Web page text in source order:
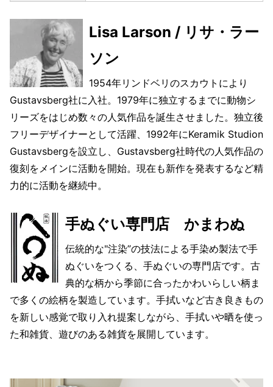
Lisa Larson / リサ・ラー
ソン
1954年リンドベリのスカウトにより
Gustavsberg社に入社。1979年に独立するまでに動物シ
リーズをはじめ数々の人気作品を誕生させました。独立後
フリーデザイナーとして活躍、1992年にKeramik Studion
Gustavsbergを設立し、Gustavsberg社時代の人気作品の
復刻をメインに活動を開始。現在も新作を発表するなど精
力的に活動を継続中。
手ぬぐい専門店 かまわぬ
伝統的な"注染”の技法による手染め製法で手
ぬぐいをつくる、手ぬぐいの専門店です。古
典的な柄から季節に合ったかわいらしい柄ま
で多くの絵柄を製造しています。手拭いなど古き良きもの
を新しい感覚で取り入れ提案しながら、手拭いや晒を使っ
た和雑貨、遊びのある雑貨を展開しています。